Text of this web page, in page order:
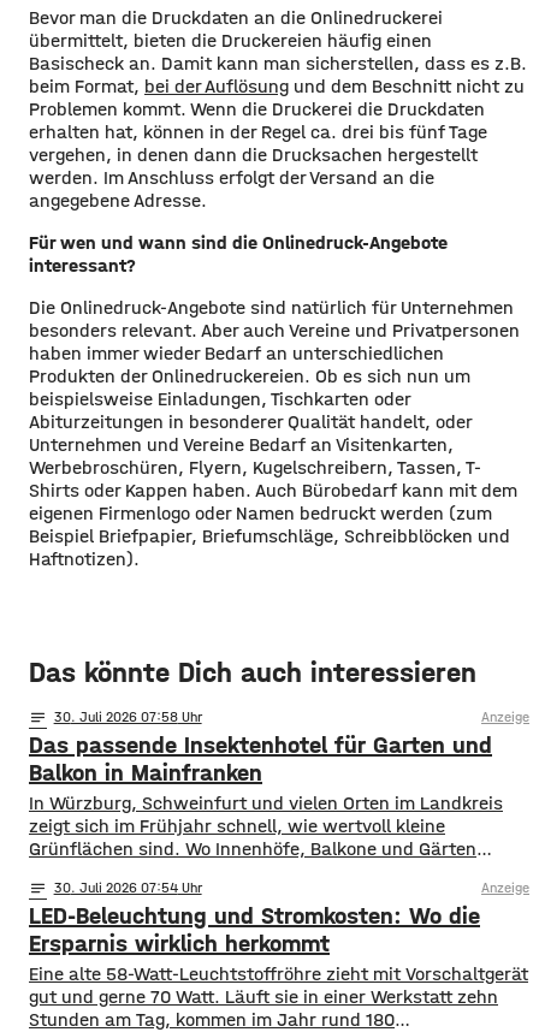
Bevor man die Druckdaten an die Onlinedruckerei
übermittelt, bieten die Druckereien häufig einen
Basischeck an. Damit kann man sicherstellen, dass es z.B.
beim Format, bei der Auflösung und dem Beschnitt nicht zu
Problemen kommt. Wenn die Druckerei die Druckdaten
erhalten hat, können in der Regel ca. drei bis fünf Tage
vergehen, in denen dann die Drucksachen hergestellt
werden. Im Anschluss erfolgt der Versand an die
angegebene Adresse.
Für wen und wann sind die Onlinedruck-Angebote
interessant?
Die Onlinedruck-Angebote sind natürlich für Unternehmen
besonders relevant. Aber auch Vereine und Privatpersonen
haben immer wieder Bedarf an unterschiedlichen
Produkten der Onlinedruckereien. Ob es sich nun um
beispielsweise Einladungen, Tischkarten oder
Abiturzeitungen in besonderer Qualität handelt, oder
Unternehmen und Vereine Bedarf an Visitenkarten,
Werbebroschüren, Flyern, Kugelschreibern, Tassen, T-
Shirts oder Kappen haben. Auch Bürobedarf kann mit dem
eigenen Firmenlogo oder Namen bedruckt werden (zum
Beispiel Briefpapier, Briefumschläge, Schreibblöcken und
Haftnotizen).
Das könnte Dich auch interessieren
notes 30. Juli 2026 07:58 Anzeige
Das passende Insektenhotel für Garten und
Balkon in Mainfranken
In Würzburg, Schweinfurt und vielen Orten im Landkreis
zeigt sich im Frühjahr schnell, wie wertvoll kleine
Grünflächen sind. Wo Innenhöfe, Balkone und Gärten
viele Insektenarten unter Druck: Versiegelte Flächen, sehr
aufgeräumte Beete und weniger heimische Blühpflanzen
nehmen ihnen Nistplätze und Rückzugsräume. Ein
Insektenhotel in Mainfranken ist keine Wunderlösung, kann
notes 30. Juli 2026 07:54 Anzeige
LED-Beleuchtung und Stromkosten: Wo die
Ersparnis wirklich herkommt
Eine alte 58-Watt-Leuchtstoffröhre zieht mit Vorschaltgerät
gut und gerne 70 Watt. Läuft sie in einer Werkstatt zehn
Stunden am Tag, kommen im Jahr rund 180